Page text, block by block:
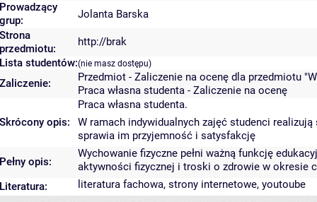
Prowadzący
grup:
Jolanta Barska
Strona
przedmiotu:
http://brak
Lista studentów:(nie masz dostępu)
Zaliczenie:
Przedmiot - Zaliczenie na ocenę dla przedmiotu
Praca własna studenta - Zaliczenie na ocenę
Skrócony opis:
Praca własna studenta.
W ramach indywidualnych zajęć studenci
sprawia im przyjemność i satysfakcję
Pełny opis:
Wychowanie fizyczne pełni ważną funkcję
aktywności fizycznej i troski o zdrowie w okresie
Literatura:
literatura fachowa, strony internetowe, youtoube